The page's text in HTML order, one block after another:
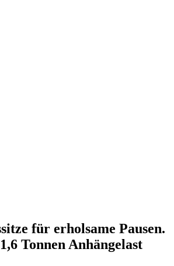
für erholsame Pausen.
Tonnen Anhängelast